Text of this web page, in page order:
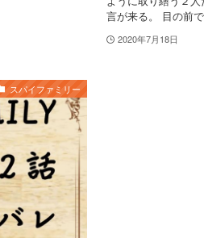
言が来る。 目の前
2020年7月18日
スパイファミリー